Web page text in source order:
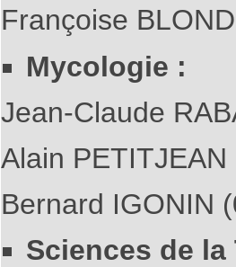
Françoise
Mycologie :
Jean-Claude
Alain
Bernard IGONIN
Sciences de la